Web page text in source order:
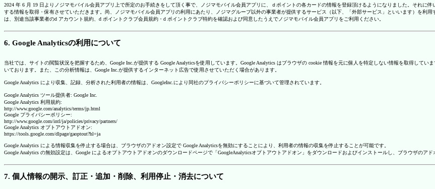
2024 年 6 月 19 日よりノジマモバイル会員アプリ上で所定のお手続きをして頂く事で、ノジマモバイル会員アプリに、ｄポイントの各カードの情報を登録頂けるようになりました。それに
する情報を取得・保有させていただきます。尚、ノジマモバイル会員アプリの利用にあたり、ノジマグループ以外の事業者が提供するサービス（以下、「外部サービス」といいます）を利
は、別途当該事業者のd アカウント規約、d ポイントクラブ会員規約・d ポイントクラブ特約を確認および同意したうえでノジマモバイル会員アプリをご利用ください。
6. Google Analyticsの利用について
当社では、サイトの閲覧状況を把握するため、Google Inc.が提供する Google Analyticsを使用しています。Google Analytics はブラウザの cookie 情報を元に個人を特定しない情報を取得して
いております。また、この分析情報は、Google Inc.が提供するインターネット広告で使用させていただく場合があります。
Google Analytics により収集、記録、分析された利用者の情報は、GoogleInc.により同社のプライバシーポリシーに基づいて管理されています。
Google Analytics ツール提供者: Google Inc.
Google Analytics 利用規約:
http://www.google.com/analytics/terms/jp.html
Google プライバシーポリシー:
http://www.google.com/intl/ja/policies/privacy/partners/
Google Analytics オプトアウトアドオン:
https://tools.google.com/dlpage/gaoptout?hl=ja
Google Analytics による情報収集を停止する場合は、ブラウザのアドオン設定で Google Analyticsを無効にすることにより、利用者の情報の収集を停止することが可能です。
Google Analytics の無効設定は、Google によるオプトアウトアドオンのダウンロードページで「GoogleAnalyticsオプトアウトアドオン」をダウンロードおよびインストールし、ブラウザのア
7. 個人情報の開示、訂正・追加・削除、利用停止・消去について